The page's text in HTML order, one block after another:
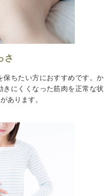
さ
ちたい方におすすめです。か
きにくくなった筋肉を正常な状
あります。